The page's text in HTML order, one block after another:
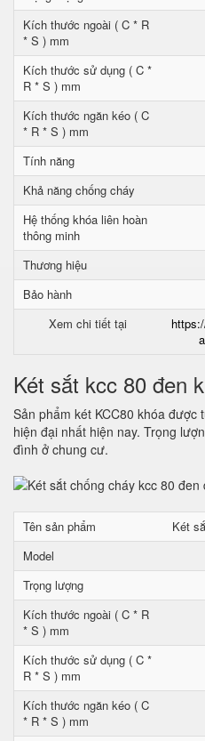
Kích thước ngoài ( C * R
* S ) mm
Kích thước sử dụng ( C *
R * S ) mm
Kích thước ngăn kéo ( C
* R * S ) mm
Tính năng
Khả năng chống cháy
Hệ thống khóa liên hoàn
thông minh
Thương hiệu
Bảo hành
Xem chi tiết tại
Két sắt kcc 80 đen
Sản phẩm két KCC80 khóa
hiện đại nhất hiện nay. Trọng
đình ở chung cư.
Tên sản phẩm
Két
Model
Trọng lượng
Kích thước ngoài ( C * R
* S ) mm
Kích thước sử dụng ( C *
R * S ) mm
Kích thước ngăn kéo ( C
* R * S ) mm